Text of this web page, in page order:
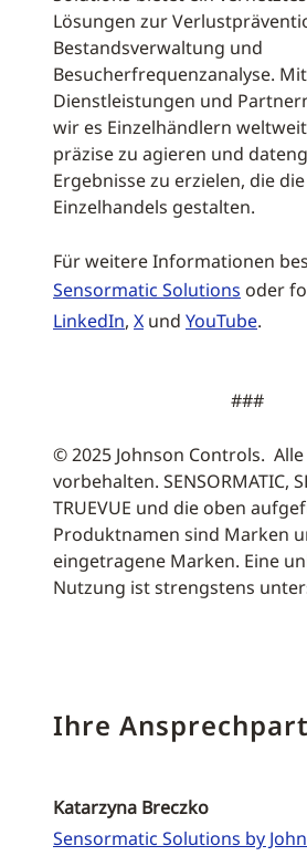
Lösungen zur
Bestandsverwaltung und
Besucherfrequenzanalyse.
Dienstleistungen und
wir es Einzelhändlern
präzise zu agieren und
Ergebnisse zu erzielen, die
Einzelhandels gestalten.
Für weitere Informationen
Sensormatic Solutions oder
LinkedIn, X und YouTube.
###
© 2025 Johnson Controls. Alle
vorbehalten. SENSORMATIC,
TRUEVUE und die oben
Produktnamen sind Marken
eingetragene Marken. Eine
Nutzung ist strengstens
Ihre
Katarzyna Breczko
Sensormatic Solutions by